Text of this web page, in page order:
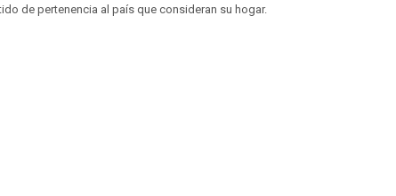
de pertenencia al país que consideran su hogar.